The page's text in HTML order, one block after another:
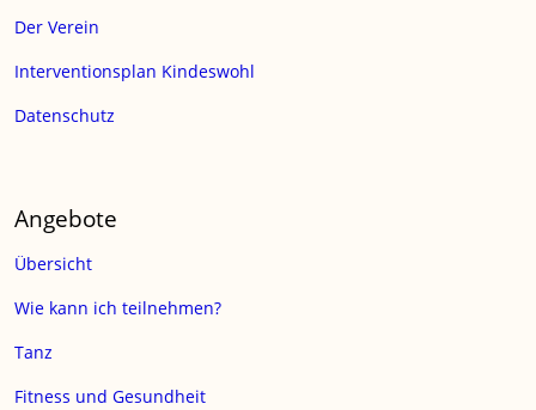
Der Verein
Interventionsplan Kindeswohl
Datenschutz
Angebote
Übersicht
Wie kann ich teilnehmen?
Tanz
Fitness und Gesundheit